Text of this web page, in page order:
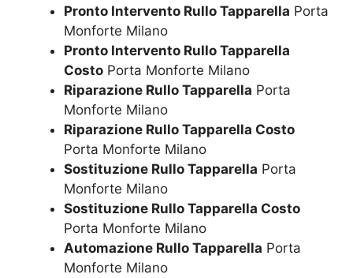
Pronto Intervento Rullo Tapparella Porta
Monforte Milano
Pronto Intervento Rullo Tapparella
Costo Porta Monforte Milano
Riparazione Rullo Tapparella Porta
Monforte Milano
Riparazione Rullo Tapparella Costo
Porta Monforte Milano
Sostituzione Rullo Tapparella Porta
Monforte Milano
Sostituzione Rullo Tapparella Costo
Porta Monforte Milano
Automazione Rullo Tapparella Porta
Monforte Milano